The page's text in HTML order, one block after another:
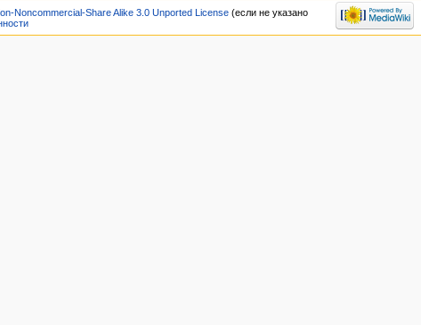
Noncommercial-Share Alike 3.0 Unported License (если не указано